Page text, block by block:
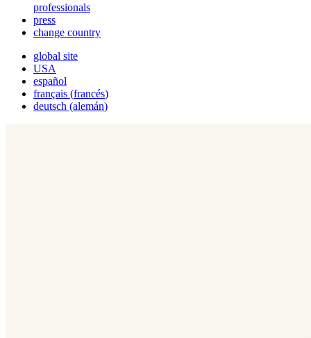
professionals
press
change country
global site
USA
español
français (francés)
deutsch (alemán)